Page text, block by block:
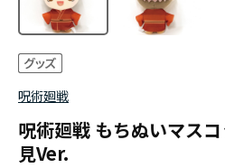
呪術廻戦
呪術廻戦 もちぬいマス
見Ver.